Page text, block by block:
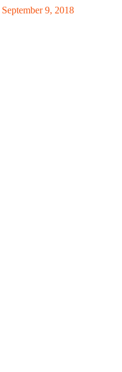
September 9, 2018